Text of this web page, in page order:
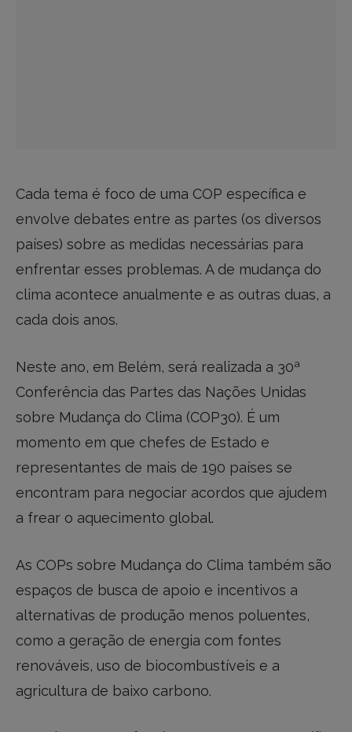
Cada tema é foco de uma COP específica e
envolve debates entre as partes (os diversos
países) sobre as medidas necessárias para
enfrentar esses problemas. A de mudança do
clima acontece anualmente e as outras duas, a
cada dois anos.
Neste ano, em Belém, será realizada a 30ª
Conferência das Partes das Nações Unidas
sobre Mudança do Clima (COP30). É um
momento em que chefes de Estado e
representantes de mais de 190 países se
encontram para negociar acordos que ajudem
a frear o aquecimento global.
As COPs sobre Mudança do Clima também são
espaços de busca de apoio e incentivos a
alternativas de produção menos poluentes,
como a geração de energia com fontes
renováveis, uso de biocombustíveis e a
agricultura de baixo carbono.